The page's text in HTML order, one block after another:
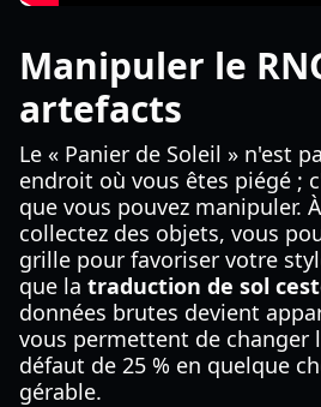
Manipuler le
artefacts
Le « Panier de Soleil » n'est
endroit où vous êtes piégé ;
que vous pouvez manipuler.
collectez des objets, vous
grille pour favoriser votre
que la traduction de sol
données brutes devient
vous permettent de changer
défaut de 25 % en quelque
gérable.